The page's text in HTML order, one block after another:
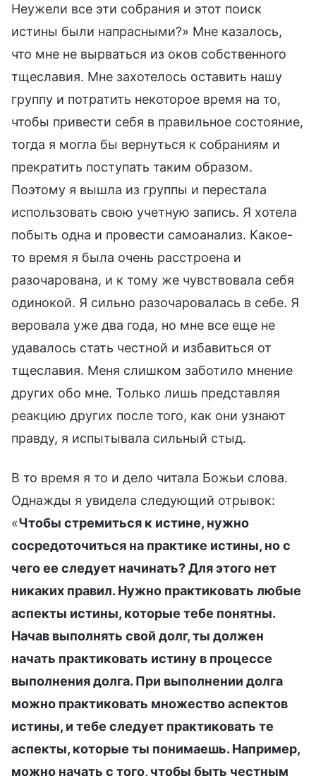
Неужели все эти собрания и этот поиск
истины были напрасными?» Мне казалось,
что мне не вырваться из оков собственного
тщеславия. Мне захотелось оставить нашу
группу и потратить некоторое время на то,
чтобы привести себя в правильное состояние,
тогда я могла бы вернуться к собраниям и
прекратить поступать таким образом.
Поэтому я вышла из группы и перестала
использовать свою учетную запись. Я хотела
побыть одна и провести самоанализ. Какое-
то время я была очень расстроена и
разочарована, и к тому же чувствовала себя
одинокой. Я сильно разочаровалась в себе. Я
веровала уже два года, но мне все еще не
удавалось стать честной и избавиться от
тщеславия. Меня слишком заботило мнение
других обо мне. Только лишь представляя
реакцию других после того, как они узнают
правду, я испытывала сильный стыд.
В то время я то и дело читала Божьи слова.
Однажды я увидела следующий отрывок:
«Чтобы стремиться к истине, нужно
сосредоточиться на практике истины, но с
чего ее следует начинать? Для этого нет
никаких правил. Нужно практиковать любые
аспекты истины, которые тебе понятны.
Начав выполнять свой долг, ты должен
начать практиковать истину в процессе
выполнения долга. При выполнении долга
можно практиковать множество аспектов
истины, и тебе следует практиковать те
аспекты, которые ты понимаешь. Например,
можно начать с того, чтобы быть честным